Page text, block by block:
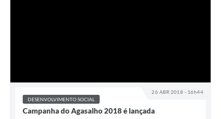
26 ABR 2018 - 16h44
DESENVOLVIMENTO SOCIAL
Campanha do Agasalho 2018 é lançada